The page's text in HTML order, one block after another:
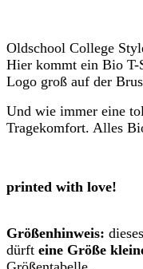
Oldschool College
Hier kommt ein Bio
Logo groß auf der
Und wie immer eine
Tragekomfort. Alles
printed with love!
Größenhinweis:
dürft eine Größe